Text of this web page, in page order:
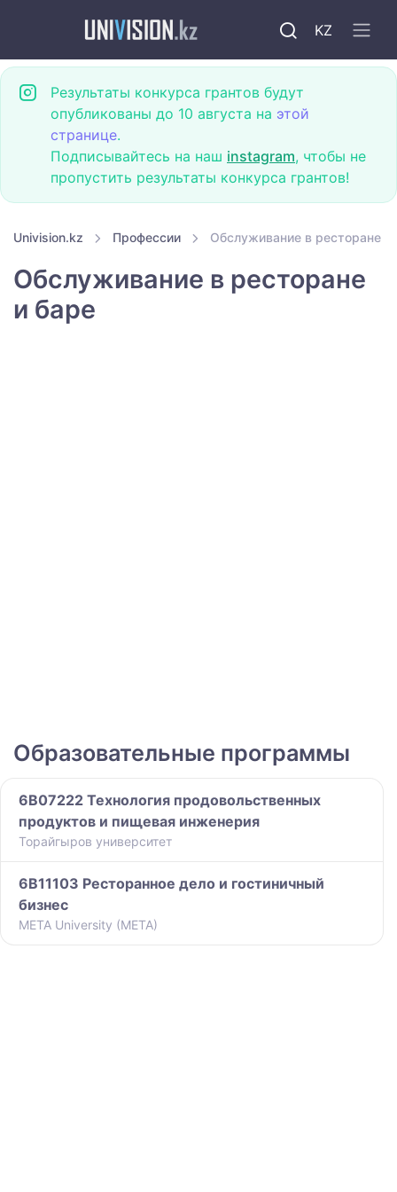
KZ
Результаты конкурса грантов будут
опубликованы до 10 августа на этой
странице.
Подписывайтесь на наш instagram, чтобы не
пропустить результаты конкурса грантов!
Univision.kz Профессии Обслуживание в ресторане и
Обслуживание в ресторане
и баре
Образовательные программы
6B07222 Технология продовольственных
продуктов и пищевая инженерия
Торайгыров университет
6B11103 Ресторанное дело и гостиничный
бизнес
META University (META)